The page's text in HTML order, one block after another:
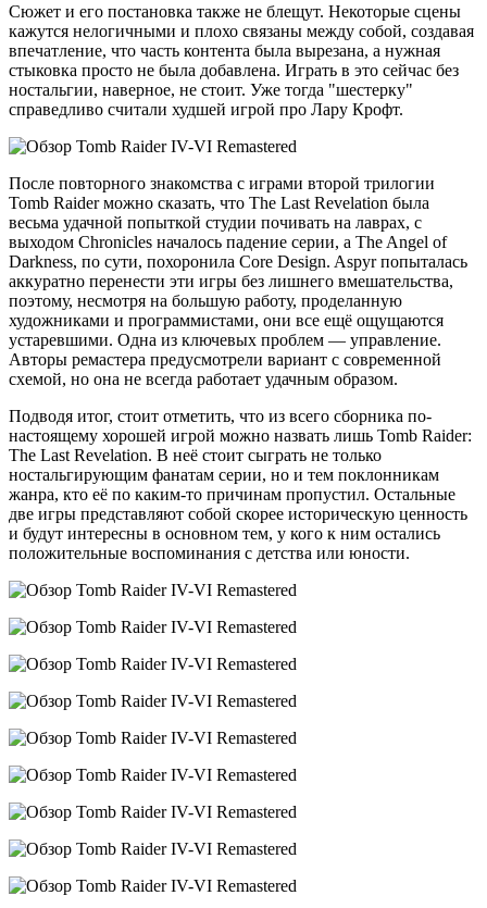
Сюжет и его постановка также не блещут. Некоторые сцены
кажутся нелогичными и плохо связаны между собой, создавая
впечатление, что часть контента была вырезана, а нужная
стыковка просто не была добавлена. Играть в это сейчас без
ностальгии, наверное, не стоит. Уже тогда "шестерку"
справедливо считали худшей игрой про Лару Крофт.
После повторного знакомства с играми второй трилогии
Tomb Raider можно сказать, что The Last Revelation была
весьма удачной попыткой студии почивать на лаврах, с
выходом Chronicles началось падение серии, а The Angel of
Darkness, по сути, похоронила Core Design. Aspyr попыталась
аккуратно перенести эти игры без лишнего вмешательства,
поэтому, несмотря на большую работу, проделанную
художниками и программистами, они все ещё ощущаются
устаревшими. Одна из ключевых проблем — управление.
Авторы ремастера предусмотрели вариант с современной
схемой, но она не всегда работает удачным образом.
Подводя итог, стоит отметить, что из всего сборника по-
настоящему хорошей игрой можно назвать лишь Tomb Raider:
The Last Revelation. В неё стоит сыграть не только
ностальгирующим фанатам серии, но и тем поклонникам
жанра, кто её по каким-то причинам пропустил. Остальные
две игры представляют собой скорее историческую ценность
и будут интересны в основном тем, у кого к ним остались
положительные воспоминания с детства или юности.